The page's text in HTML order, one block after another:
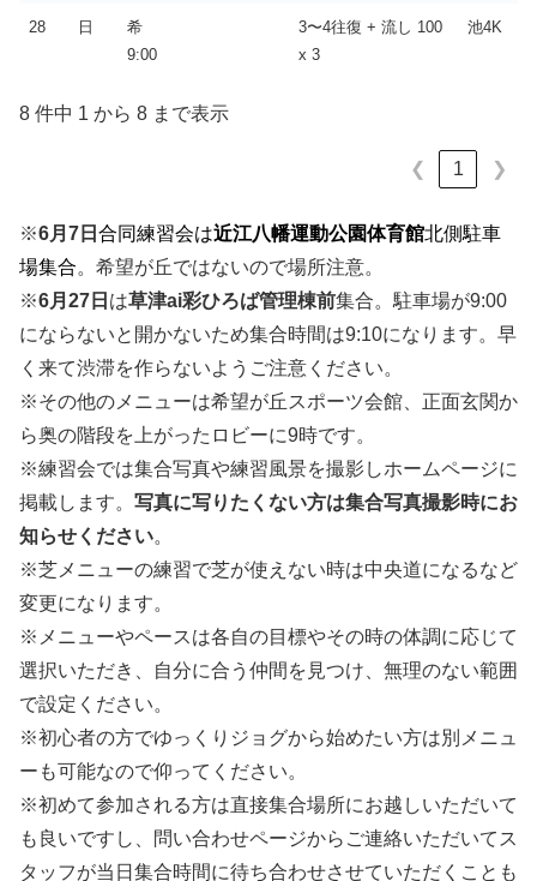
28 日
希
9:00
3〜4往復 + 流し 100
x 3
池4K
8 件中 1 から 8 まで表示
❮ 1 ❯
※6月7日 合同練習会は近江八幡運動公園体育館北側駐車
場集合。希望が丘ではないので場所注意。
※6月27日 は草津ai彩ひろば管理棟前集合。駐車場が9:00
にならないと開かないため集合時間は9:10になります。早
く来て渋滞を作らないようご注意ください。
※その他のメニューは希望が丘スポーツ会館、正面玄関か
ら奥の階段を上がったロビーに9時です。
※練習会では集合写真や練習風景を撮影しホームページに
掲載します。 写真に写りたくない方は集合写真撮影時にお
知らせください。
※芝メニューの練習で芝が使えない時は中央道になるなど
変更になります。
※メニューやペースは各自の目標やその時の体調に応じて
選択いただき、自分に合う仲間を見つけ、無理のない範囲
で設定ください。
※初心者の方でゆっくりジョグから始めたい方は別メニュ
ーも可能なので仰ってください。
※初めて参加される方は直接集合場所にお越しいただいて
も良いですし、問い合わせページからご連絡いただいてス
タッフが当日集合時間に待ち合わせさせていただくことも